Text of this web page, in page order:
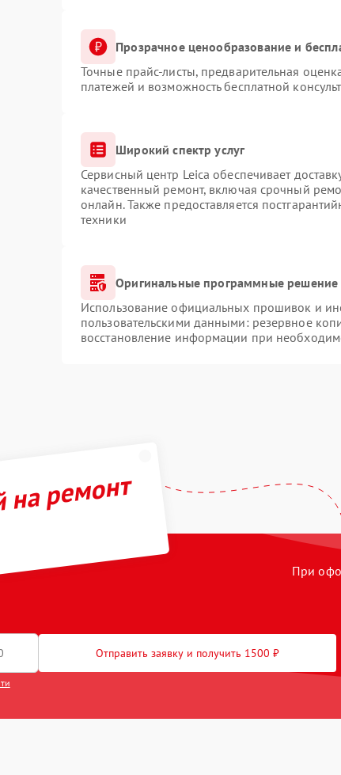
Прозрачное ценообразование и
Точные прайс-листы, предварительная
платежей и возможность бесплатной
Широкий спектр услуг
Сервисный центр Leica обеспечивает
качественный ремонт, включая срочный
онлайн. Также предоставляется
техники
Оригинальные программные
Использование официальных прошивок и
пользовательскими данными: резервное
восстановление информации при
ремонт
При
Отправить заявку и получить 1500 ₽